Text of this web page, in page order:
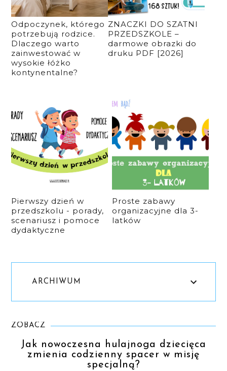
Odpoczynek, którego
potrzebują rodzice.
Dlaczego warto
zainwestować w
wysokie łóżko
kontynentalne?
ZNACZKI DO SZATNI
PRZEDSZKOLE –
darmowe obrazki do
druku PDF [2026]
Pierwszy dzień w
przedszkolu - porady,
scenariusz i pomoce
dydaktyczne
Proste zabawy
organizacyjne dla 3-
latków
ARCHIWUM
ZOBACZ
Jak nowoczesna hulajnoga dziecięca
zmienia codzienny spacer w misję
specjalną?